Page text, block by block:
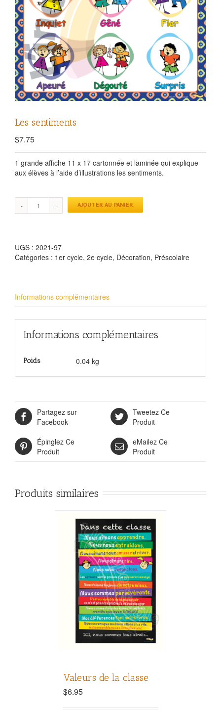
Les sentiments
$7.75
1 grande affiche 11 x 17 cartonnée et laminée qui explique
aux élèves à l’aide d’illustrations les sentiments.
AJOUTER AU PANIER
UGS : 2021-97
Catégories : 1er cycle, 2e cycle, Décoration, Préscolaire
Informations complémentaires
Informations complémentaires
Poids 0.04 kg
Partagez sur
Facebook
Tweetez Ce
Produit
Épinglez Ce
Produit
eMailez Ce
Produit
Produits similaires
Valeurs de la classe
$6.95